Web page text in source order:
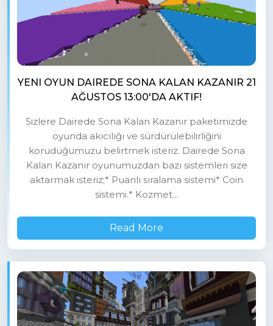
YENI OYUN DAIREDE SONA KALAN KAZANIR 21
AĞUSTOS 13:00'DA AKTIF!
Sizlere Dairede Sona Kalan Kazanır paketimizde
oyunda akıcılığı ve sürdürülebilirliğini
koruduğumuzu belirtmek isteriz. Dairede Sona
Kalan Kazanır oyunumuzdan bazı sistemleri size
aktarmak isteriz;* Puanlı sıralama sistemi* Coin
sistemi.* Kozmet...
Read More